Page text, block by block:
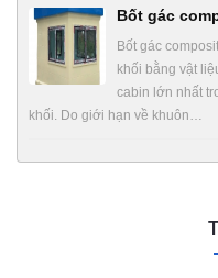
Bốt gác
Bốt gác
khối bằng vật
cabin lớn nhất
khối. Do giới hạn về khuôn…